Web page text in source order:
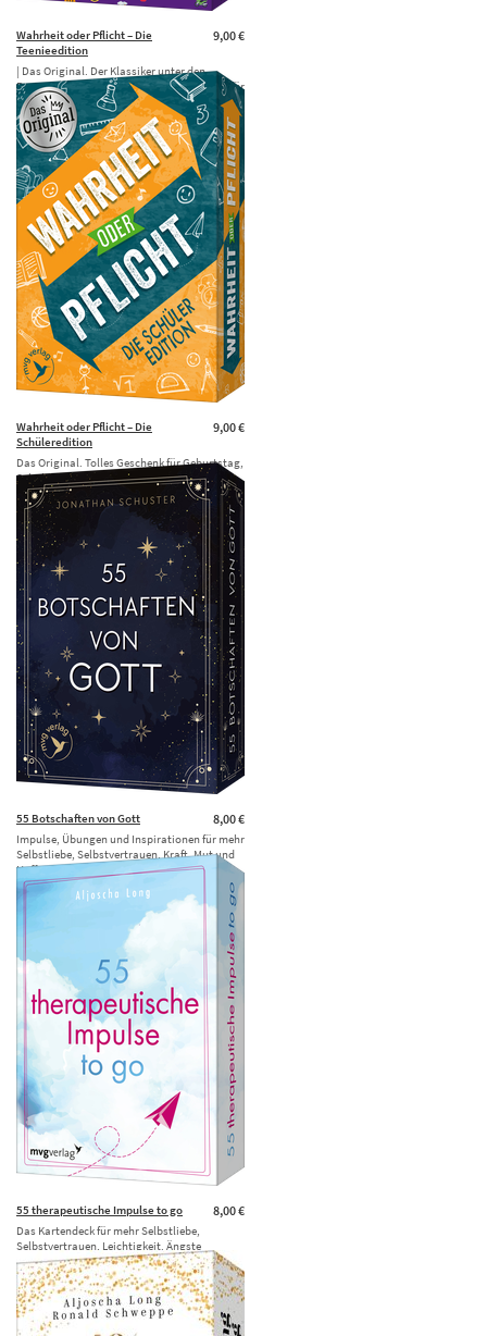
9,00 €
Wahrheit oder Pflicht – Die
Teenieedition
| Das Original. Der Klassiker unter den
Partyspielen. Tolles Geschenk für Teenager für
Geburtstag, Weihnachten, …
9,00 €
Wahrheit oder Pflicht – Die
Schüleredition
Das Original. Tolles Geschenk für Geburtstag,
Schulanfang, Weihnachten und
zwischendurch. Ab 6 Jahren
8,00 €
55 Botschaften von Gott
Impulse, Übungen und Inspirationen für mehr
Selbstliebe, Selbstvertrauen, Kraft, Mut und
Hoffnung. Praktisches Kartenset für …
8,00 €
55 therapeutische Impulse to go
Das Kartendeck für mehr Selbstliebe,
Selbstvertrauen, Leichtigkeit. Ängste
überwinden, Stress abbauen und Probleme
lösen durch …